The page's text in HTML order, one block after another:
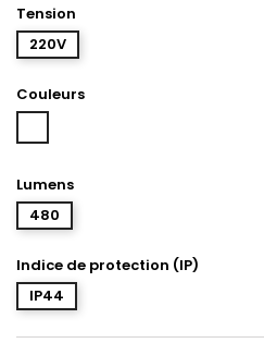
Tension
220V
Couleurs
Lumens
480
Indice de protection (IP)
IP44